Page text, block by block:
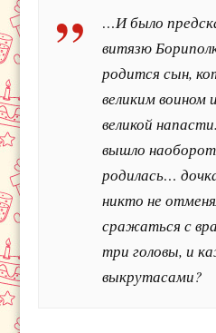
…И было
витязю
родится сын,
великим воином
великой
вышло
родилась…
никто не
сражаться с
три головы, и
выкрутасами?